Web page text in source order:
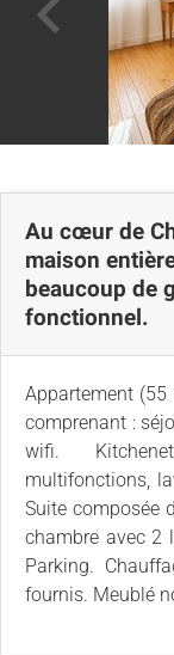
Au cœur de
maison
beaucoup de
fonctionnel.
Appartement (55
comprenant :
wifi.
multifonctions,
Suite composée
chambre avec 2
Parking.
fournis. Meublé